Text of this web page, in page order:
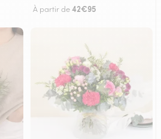
À partir de42€95